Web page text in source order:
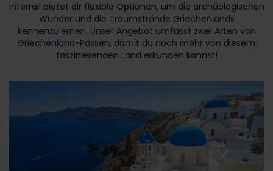
Interrail bietet dir flexible Optionen, um die archäologischen
Wunder und die Traumstrände Griechenlands
kennenzulernen. Unser Angebot umfasst zwei Arten von
Griechenland-Pässen, damit du noch mehr von diesem
faszinierenden Land erkunden kannst!